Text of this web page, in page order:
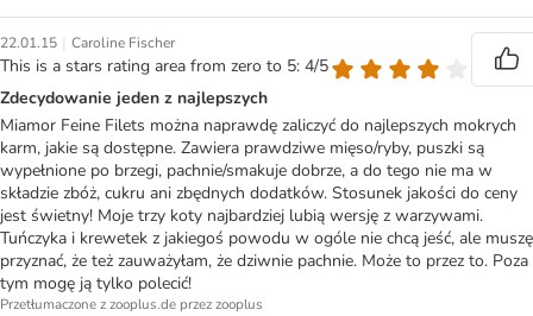
22.01.15 | Caroline Fischer
This is a stars rating area from zero to 5: 4/5
Zdecydowanie jeden z najlepszych
Miamor Feine Filets można naprawdę zaliczyć do najlepszych mokrych
karm, jakie są dostępne. Zawiera prawdziwe mięso/ryby, puszki są
wypełnione po brzegi, pachnie/smakuje dobrze, a do tego nie ma w
składzie zbóż, cukru ani zbędnych dodatków. Stosunek jakości do ceny
jest świetny! Moje trzy koty najbardziej lubią wersję z warzywami.
Tuńczyka i krewetek z jakiegoś powodu w ogóle nie chcą jeść, ale muszę
przyznać, że też zauważyłam, że dziwnie pachnie. Może to przez to. Poza
tym mogę ją tylko polecić!
Przetłumaczone z zooplus.de przez zooplus